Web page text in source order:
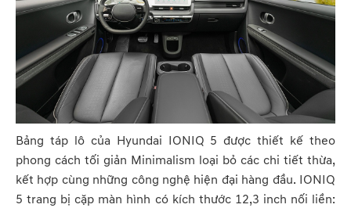
Bảng táp lô của Hyundai IONIQ 5 được thiết kế theo
phong cách tối giản Minimalism loại bỏ các chi tiết thừa,
kết hợp cùng những công nghệ hiện đại hàng đầu. IONIQ
5 trang bị cặp màn hình có kích thước 12,3 inch nối liền: